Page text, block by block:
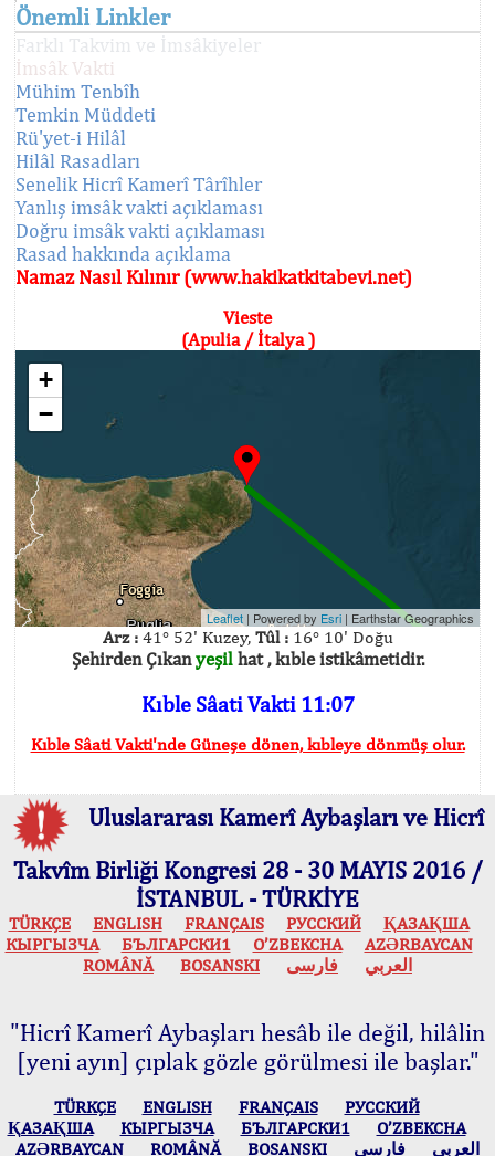
Önemli Linkler
Farklı Takvim ve İmsâkiyeler
İmsâk Vakti
Mühim Tenbîh
Temkin Müddeti
Rü'yet-i Hilâl
Hilâl Rasadları
Senelik Hicrî Kamerî Târîhler
Yanlış imsâk vakti açıklaması
Doğru imsâk vakti açıklaması
Rasad hakkında açıklama
Namaz Nasıl Kılınır (www.hakikatkitabevi.net)
Vieste
(Apulia / İtalya )
+
−
Leaflet | Powered by Esri | Earthstar Geographics
Arz :41° 52' Kuzey, Tûl :16° 10' Doğu
Şehirden Çıkanyeşilhat , kıble istikâmetidir.
Kıble Sâati Vakti 11:07
Kıble Sâati Vakti'nde Güneşe dönen, kıbleye dönmüş olur.
Uluslararası Kamerî Aybaşları ve Hicrî
Takvîm Birliği Kongresi 28 - 30 MAYIS 2016 /
İSTANBUL - TÜRKİYE
TÜRKÇE ENGLISH FRANÇAIS РУССКИЙ
ҚАЗАҚША
КЫPГЫЗЧA
БЪЛГАРСКИ1 O’ZBEKCHA
AZӘRBAYCAN
ROMÂNĂ
BOSANSKI العربي فارسی
"Hicrî Kamerî Aybaşları hesâb ile değil, hilâlin
[yeni ayın] çıplak gözle görülmesi ile başlar."
TÜRKÇE ENGLISH FRANÇAIS
РУССКИЙ
ҚАЗАҚША
КЫPГЫЗЧA БЪЛГАРСКИ1
O’ZBEKCHA
AZӘRBAYCAN
ROMÂNĂ BOSANSKI العربي فارسی